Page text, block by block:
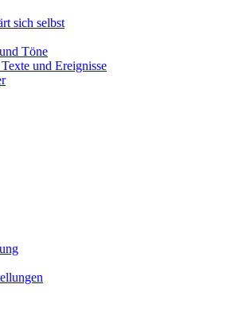
sich selbst
Töne
Texte und Ereignisse